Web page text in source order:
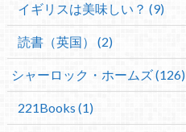
イギリスは美味しい？ (9)
読書（英国） (2)
シャーロック・ホームズ (126)
221Books (1)